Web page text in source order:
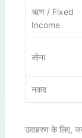
ऋण / Fixed
Income
सोना
नकद
उदाहरण के लिए,